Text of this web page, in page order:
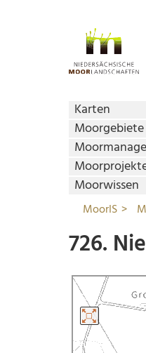
Karten
Moorgebiete
Moorwissen
MoorIS
726.